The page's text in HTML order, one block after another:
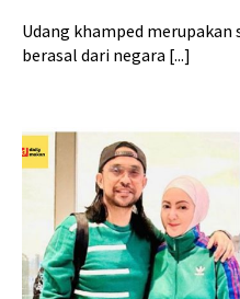
Udang khamped merupakan
berasal dari negara [...]